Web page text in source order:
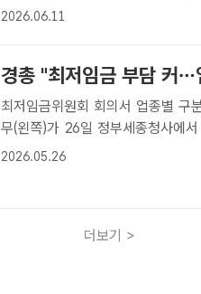
원회의에서 서로 다른 곳을 보고
2026.06.11
경총 "최저임금 부담 커…
최저임금위원회 회의서 업종별 구분 적용 필요
무(왼쪽)가 26일 정부세종청사에
류기섭 한국노총 사무총장과 나란
2026.05.26
더보기 >